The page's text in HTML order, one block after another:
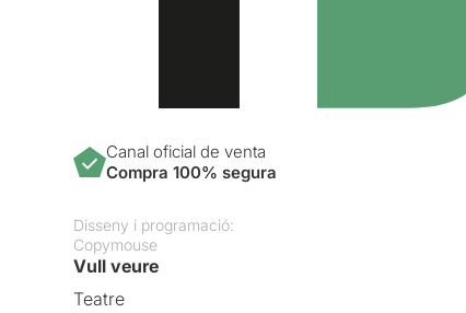
Canal oficial de venta
Compra 100% segura
Disseny i programació:
Copymouse
Vull veure
Teatre